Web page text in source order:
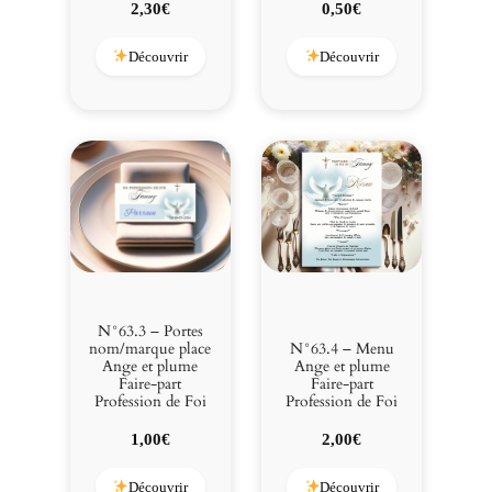
2,30€
Découvrir
0,50€
Découvrir
N°63.3 – Portes
nom/marque place
Ange et plume
Faire-part
Profession de Foi
1,00€
Découvrir
N°63.4 – Menu
Ange et plume
Faire-part
Profession de Foi
2,00€
Découvrir